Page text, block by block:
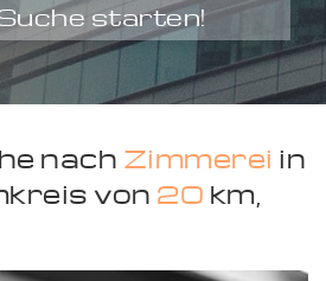
starten!
nach Zimmerei in
von 20 km,